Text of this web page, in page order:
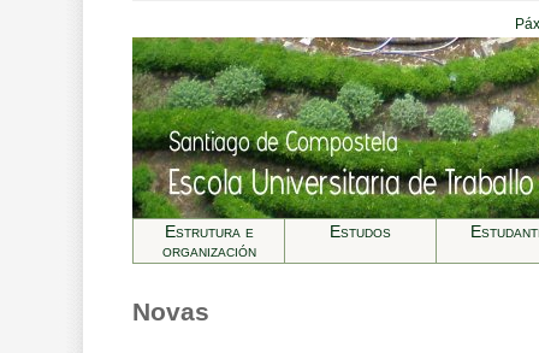
Estrutura e
organización
Estudos
Novas